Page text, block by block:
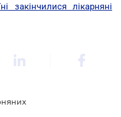
закінчилися лікарняні